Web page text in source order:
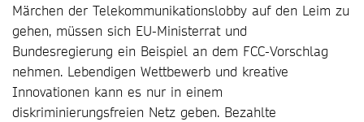
Märchen der Telekommunikationslobby auf den Leim zu
gehen, müssen sich EU-Ministerrat und
Bundesregierung ein Beispiel an dem FCC-Vorschlag
nehmen. Lebendigen Wettbewerb und kreative
Innovationen kann es nur in einem
diskriminierungsfreien Netz geben. Bezahlte